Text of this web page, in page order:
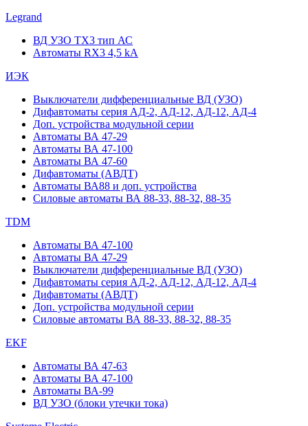
Legrand
ВД УЗО TX3 тип АС
Автоматы RX3 4,5 kA
ИЭК
Выключатели дифференциальные ВД (УЗО)
Дифавтоматы серия АД-2, АД-12, АД-12, АД-4
Доп. устройства модульной серии
Автоматы ВА 47-29
Автоматы ВА 47-100
Автоматы ВА 47-60
Дифавтоматы (АВДТ)
Автоматы ВА88 и доп. устройства
Силовые автоматы ВА 88-33, 88-32, 88-35
TDM
Автоматы ВА 47-100
Автоматы ВА 47-29
Выключатели дифференциальные ВД (УЗО)
Дифавтоматы серия АД-2, АД-12, АД-12, АД-4
Дифавтоматы (АВДТ)
Доп. устройства модульной серии
Силовые автоматы ВА 88-33, 88-32, 88-35
EKF
Автоматы ВА 47-63
Автоматы ВА 47-100
Автоматы ВА-99
ВД УЗО (блоки утечки тока)